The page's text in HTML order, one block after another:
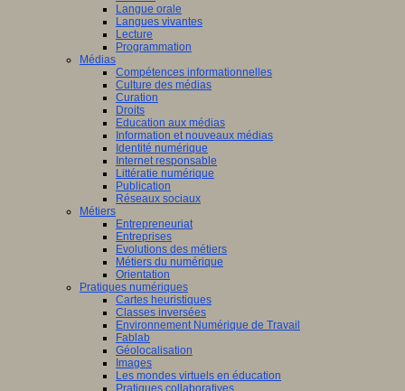
Langue orale
Langues vivantes
Lecture
Programmation
Médias
Compétences informationnelles
Culture des médias
Curation
Droits
Education aux médias
Information et nouveaux médias
Identité numérique
Internet responsable
Littératie numérique
Publication
Réseaux sociaux
Métiers
Entrepreneuriat
Entreprises
Evolutions des métiers
Métiers du numérique
Orientation
Pratiques numériques
Cartes heuristiques
Classes inversées
Environnement Numérique de Travail
Fablab
Géolocalisation
Images
Les mondes virtuels en éducation
Pratiques collaboratives